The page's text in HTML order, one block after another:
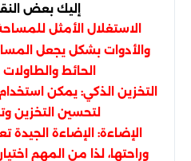
إليك بعض
الاستغلال الأمثل
والأدوات بشكل يجعل
الحائط
التخزين الذكي: يمكن
لتحسين التخزين
الإضاءة: الإضاءة
وراحتها، لذا من المهم